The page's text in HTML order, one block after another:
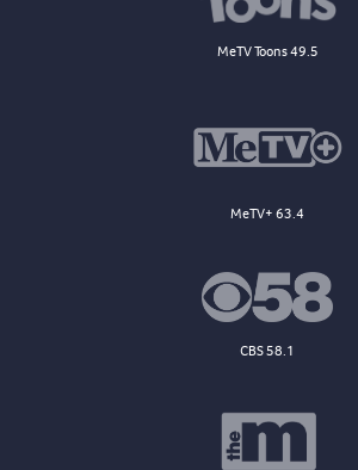
MeTV Toons 49.5
MeTV+ 63.4
CBS 58.1